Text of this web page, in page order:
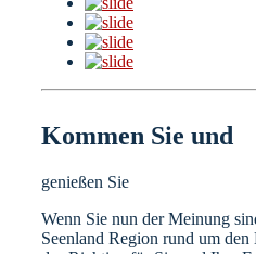
Kommen Sie und
genießen Sie
Wenn Sie nun der Meinung
Seenland Region rund um den